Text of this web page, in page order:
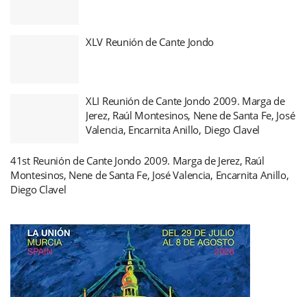
XLV Reunión de Cante Jondo
XLI Reunión de Cante Jondo 2009. Marga de
Jerez, Raúl Montesinos, Nene de Santa Fe, José
Valencia, Encarnita Anillo, Diego Clavel
41st Reunión de Cante Jondo 2009. Marga de Jerez, Raúl
Montesinos, Nene de Santa Fe, José Valencia, Encarnita Anillo,
Diego Clavel